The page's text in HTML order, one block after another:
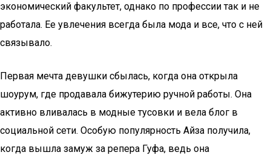
экономический факультет, однако по профессии так и не
работала. Ее увлечения всегда была мода и все, что с ней
связывало.
Первая мечта девушки сбылась, когда она открыла
шоурум, где продавала бижутерию ручной работы. Она
активно вливалась в модные тусовки и вела блог в
социальной сети. Особую популярность Айза получила,
когда вышла замуж за репера Гуфа, ведь она